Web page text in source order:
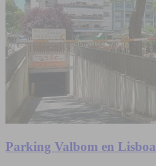
Parking Valbom en Lisboa